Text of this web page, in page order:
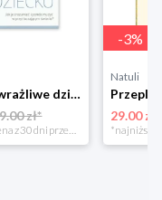
Wysoko wrażliwe dziecko Gwp
zł*
*najniższa cena z 30 dni przed obniżką
-3%
Natuli
29.00 zł